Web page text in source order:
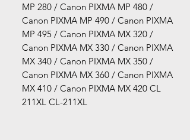
MP 280 / Canon PIXMA MP 480 /
Canon PIXMA MP 490 / Canon PIXMA
MP 495 / Canon PIXMA MX 320 /
Canon PIXMA MX 330 / Canon PIXMA
MX 340 / Canon PIXMA MX 350 /
Canon PIXMA MX 360 / Canon PIXMA
MX 410 / Canon PIXMA MX 420 CL
211XL CL-211XL